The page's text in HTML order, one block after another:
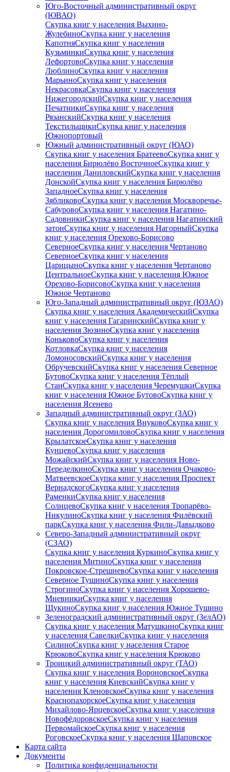
Юго-Восточный административный округ
(ЮВАО)
Скупка книг у населения Выхино-
ЖулебиноСкупка книг у населения
КапотняСкупка книг у населения
КузьминкиСкупка книг у населения
ЛефортовоСкупка книг у населения
ЛюблиноСкупка книг у населения
МарьиноСкупка книг у населения
НекрасовкаСкупка книг у населения
НижегородскийСкупка книг у населения
ПечатникиСкупка книг у населения
РязанскийСкупка книг у населения
ТекстильщикиСкупка книг у населения
Южнопортовый
Южный административный округ (ЮАО)
Скупка книг у населения БратеевоСкупка книг у
населения Бирюлёво ВосточноеСкупка книг у
населения ДаниловскийСкупка книг у населения
ДонскойСкупка книг у населения Бирюлёво
ЗападноеСкупка книг у населения
ЗябликовоСкупка книг у населения Москворечье-
СабуровоСкупка книг у населения Нагатино-
СадовникиСкупка книг у населения Нагатинский
затонСкупка книг у населения НагорныйСкупка
книг у населения Орехово-Борисово
СеверноеСкупка книг у населения Чертаново
СеверноеСкупка книг у населения
ЦарицыноСкупка книг у населения Чертаново
ЦентральноеСкупка книг у населения Южное
Орехово-БорисовоСкупка книг у населения
Южное Чертаново
Юго-Западный административный округ (ЮЗАО)
Скупка книг у населения АкадемическийСкупка
книг у населения ГагаринскийСкупка книг у
населения ЗюзиноСкупка книг у населения
КоньковоСкупка книг у населения
КотловкаСкупка книг у населения
ЛомоносовскийСкупка книг у населения
ОбручевскийСкупка книг у населения Северное
БутовоСкупка книг у населения Тёплый
СтанСкупка книг у населения ЧеремушкиСкупка
книг у населения Южное БутовоСкупка книг у
населения Ясенево
Западный административный округ (ЗАО)
Скупка книг у населения ВнуковоСкупка книг у
населения ДорогомиловоСкупка книг у населения
КрылатскоеСкупка книг у населения
КунцевоСкупка книг у населения
МожайскийСкупка книг у населения Ново-
ПеределкиноСкупка книг у населения Очаково-
МатвеевскоеСкупка книг у населения Проспект
ВернадскогоСкупка книг у населения
РаменкиСкупка книг у населения
СолнцевоСкупка книг у населения Тропарёво-
НикулиноСкупка книг у населения Филёвский
паркСкупка книг у населения Фили-Давыдково
Северо-Западный административный округ
(СЗАО)
Скупка книг у населения КуркиноСкупка книг у
населения МитиноСкупка книг у населения
Покровское-СтрешневоСкупка книг у населения
Северное ТушиноСкупка книг у населения
СтрогиноСкупка книг у населения Хорошево-
МневникиСкупка книг у населения
ЩукиноСкупка книг у населения Южное Тушино
Зеленоградский административный округ (ЗелАО)
Скупка книг у населения МатушкиноСкупка книг
у населения СавелкиСкупка книг у населения
СилиноСкупка книг у населения Старое
КрюковоСкупка книг у населения Крюково
Троицкий административный округ (ТАО)
Скупка книг у населения ВороновскоеСкупка
книг у населения КиевскийСкупка книг у
населения КленовскоеСкупка книг у населения
КраснопахорскоеСкупка книг у населения
Михайлово-ЯрцевскоеСкупка книг у населения
НовофёдоровскоеСкупка книг у населения
ПервомайскоеСкупка книг у населения
РоговскоеСкупка книг у населения Щаповское
Карта сайта
Документы
Политика конфиденциальности